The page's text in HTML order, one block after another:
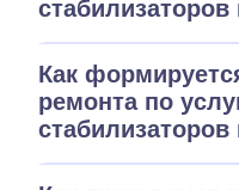
Как
ремонта по